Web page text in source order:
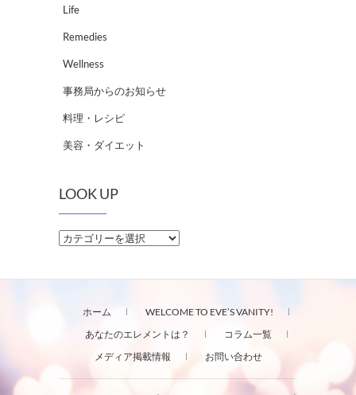
Life
Remedies
Wellness
事務局からのお知らせ
料理・レシピ
美容・ダイエット
LOOK UP
LOOK
ホーム
WELCOME TO EVE’S VANITY!
あなたのエレメントは？
コラム一覧
メディア掲載情報
お問い合わせ